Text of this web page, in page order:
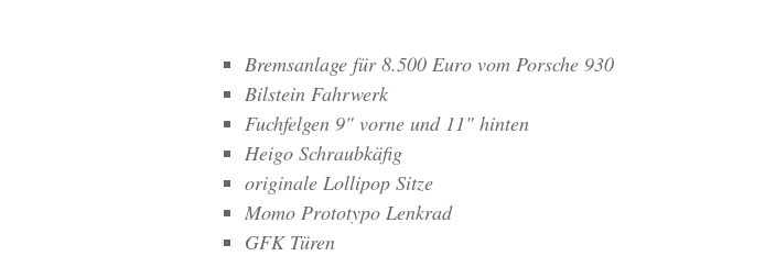
Bremsanlage für 8.500 Euro vom Porsche 930
Bilstein Fahrwerk
Fuchfelgen 9" vorne und 11" hinten
Heigo Schraubkäfig
originale Lollipop Sitze
Momo Prototypo Lenkrad
GFK Türen